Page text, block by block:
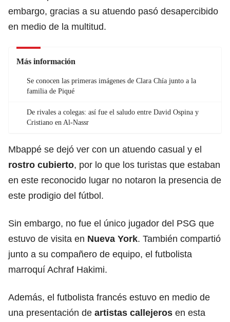
embargo, gracias a su atuendo pasó desapercibido
en medio de la multitud.
Más información
Se conocen las primeras imágenes de Clara Chía junto a la
familia de Piqué
De rivales a colegas: así fue el saludo entre David Ospina y
Cristiano en Al-Nassr
Mbappé se dejó ver con un atuendo casual y el
rostro cubierto, por lo que los turistas que estaban
en este reconocido lugar no notaron la presencia de
este prodigio del fútbol.
Sin embargo, no fue el único jugador del PSG que
estuvo de visita en Nueva York. También compartió
junto a su compañero de equipo, el futbolista
marroquí Achraf Hakimi.
Además, el futbolista francés estuvo en medio de
una presentación de artistas callejeros en esta